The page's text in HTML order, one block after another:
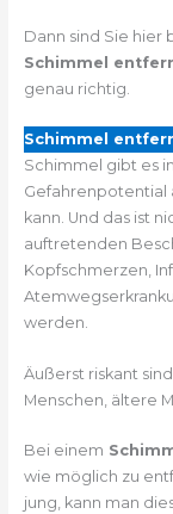
Dann sind Sie hier
Schimmel
genau richtig.
Schimmel
Schimmel gibt es
Gefahrenpotential
kann. Und das ist
auftretenden
Kopfschmerzen,
werden.
Äußerst riskant sind
Menschen, ältere
Bei einem
wie möglich zu
jung, kann man